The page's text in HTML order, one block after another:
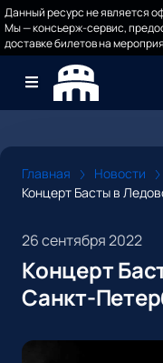
Данный ресурс не является
Мы — консьерж-сервис,
доставке билетов на
Главная
Новости
Концерт Басты в
26 сентября 2022
Концерт
Санкт-